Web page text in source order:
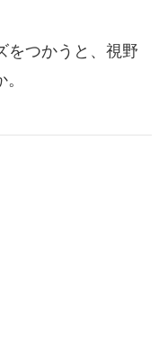
つかうと、視野